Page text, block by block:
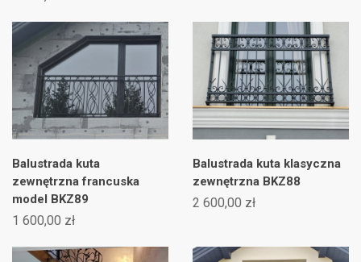
add_circle_outlineUtwórz nową listę
((cancelText)) ((createText))
((cancelText)) ((modalDeleteText))
((cancelText)) ((loginText))
Balustrada kuta
zewnętrzna francuska
model BKZ89
1 600,00 zł
Balustrada kuta klasyczna
zewnętrzna BKZ88
2 600,00 zł